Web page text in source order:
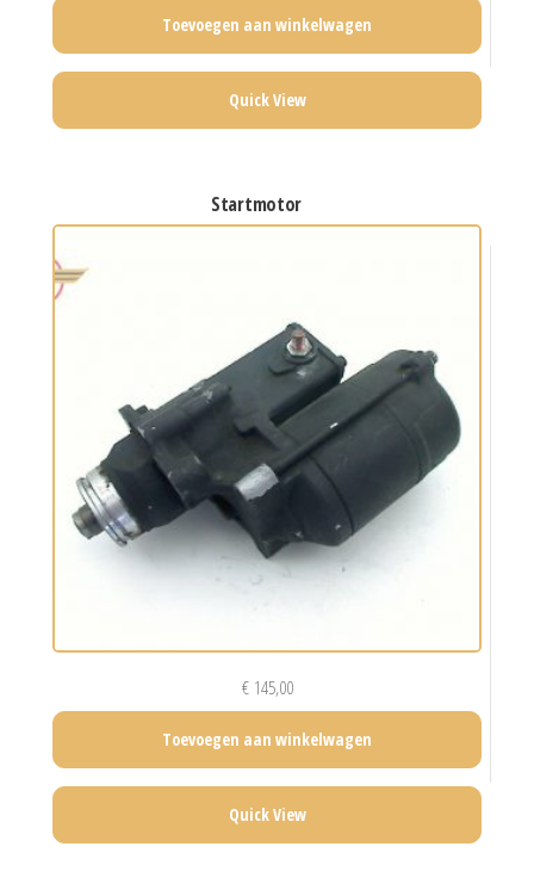
Toevoegen aan winkelwagen
Quick View
startmotor
€145,00
Toevoegen aan winkelwagen
Quick View